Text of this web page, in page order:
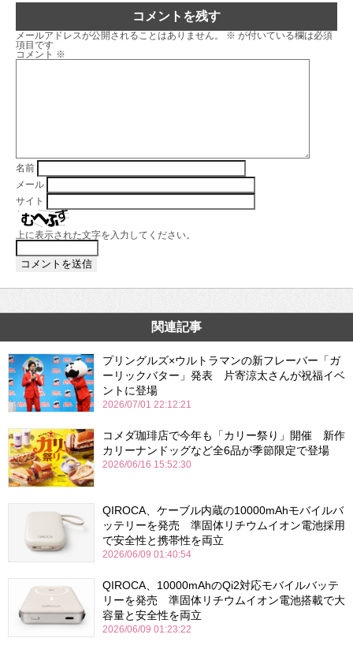
コメントを残す
メールアドレスが公開されることはありません。 ※ が付いている欄は必須
項目です
コメント ※
名前
メール
サイト
上に表示された文字を入力してください。
関連記事
プリングルズ×ウルトラマンの新フレーバー「ガ
ーリックバター」発表 片寄涼太さんが祝福イベ
ントに登場
2026/07/01 22:12:21
コメダ珈琲店で今年も「カリー祭り」開催 新作
カリーナンドッグなど全6品が季節限定で登場
2026/06/16 15:52:30
QIROCA、ケーブル内蔵の10000mAhモバイルバ
ッテリーを発売 準固体リチウムイオン電池採用
で安全性と携帯性を両立
2026/06/09 01:40:54
QIROCA、10000mAhのQi2対応モバイルバッテ
リーを発売 準固体リチウムイオン電池搭載で大
容量と安全性を両立
2026/06/09 01:23:22